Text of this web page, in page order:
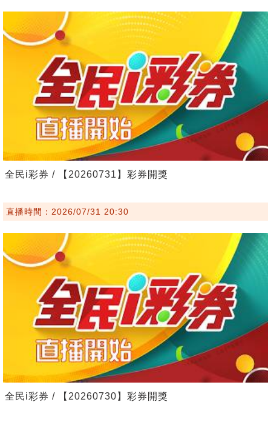
全民i彩券 / 【20260731】彩券開獎
直播時間：2026/07/31 20:30
全民i彩券 / 【20260730】彩券開獎